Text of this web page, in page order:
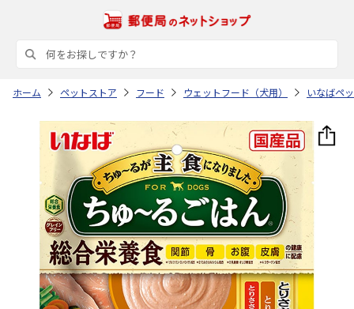
ホーム ペットストア フード ウェットフード（犬用） いなばペ